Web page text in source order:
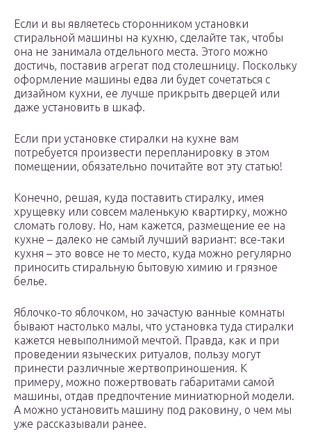
Если и вы являетесь сторонником установки
стиральной машины на кухню, сделайте так, чтобы
она не занимала отдельного места. Этого можно
достичь, поставив агрегат под столешницу. Поскольку
оформление машины едва ли будет сочетаться с
дизайном кухни, ее лучше прикрыть дверцей или
даже установить в шкаф.
Если при установке стиралки на кухне вам
потребуется произвести перепланировку в этом
помещении, обязательно почитайте вот эту статью!
Конечно, решая, куда поставить стиралку, имея
хрущевку или совсем маленькую квартирку, можно
сломать голову. Но, нам кажется, размещение ее на
кухне – далеко не самый лучший вариант: все-таки
кухня – это вовсе не то место, куда можно регулярно
приносить стиральную бытовую химию и грязное
белье.
Яблочко-то яблочком, но зачастую ванные комнаты
бывают настолько малы, что установка туда стиралки
кажется невыполнимой мечтой. Правда, как и при
проведении языческих ритуалов, пользу могут
принести различные жертвоприношения. К
примеру, можно пожертвовать габаритами самой
машины, отдав предпочтение миниатюрной модели.
А можно установить машину под раковину, о чем мы
уже рассказывали ранее.